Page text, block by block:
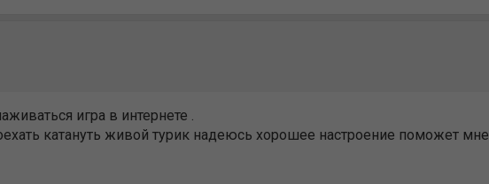
игра в интернете .
катануть живой турик надеюсь хорошее настроение поможет мне